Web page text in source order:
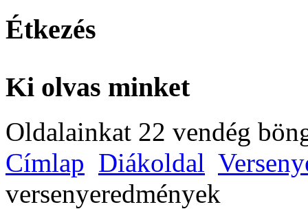
Étkezés
Ki olvas minket
Oldalainkat 22 vendég
Címlap Diákoldal
versenyeredmények